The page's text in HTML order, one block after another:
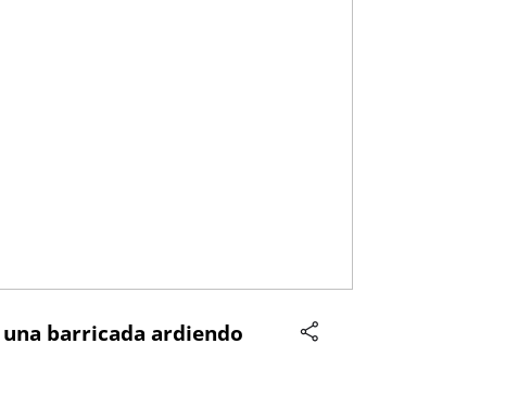
barricada ardiendo